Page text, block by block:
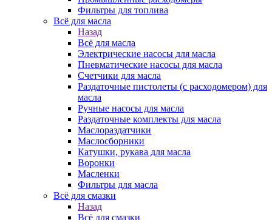
Фильтры для топлива
Всё для масла
Назад
Всё для масла
Электрические насосы для масла
Пневматические насосы для масла
Счетчики для масла
Раздаточные пистолеты (с расходомером) для
масла
Ручные насосы для масла
Раздаточные комплекты для масла
Маслораздатчики
Маслосборники
Катушки, рукава для масла
Воронки
Масленки
Фильтры для масла
Всё для смазки
Назад
Всё для смазки